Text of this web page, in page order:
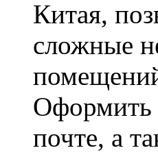
Китая,
сложные
Оформить
почте, а